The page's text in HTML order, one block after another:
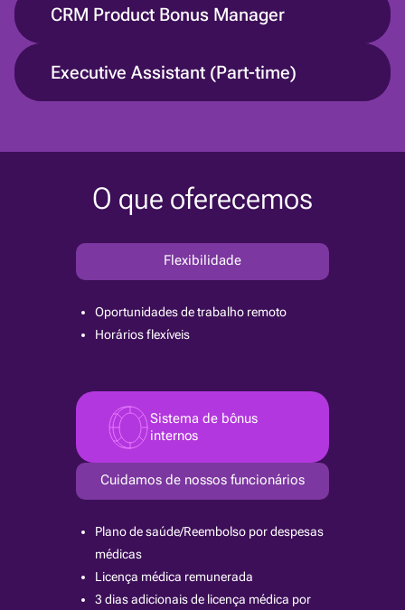
CRM Product Bonus Manager
Executive Assistant (Part-time)
O que oferecemos
Flexibilidade
Oportunidades de trabalho remoto
Horários flexíveis
Sistema de bônus
internos
Cuidamos de nossos funcionários
Plano de saúde/Reembolso por despesas
médicas
Licença médica remunerada
3 dias adicionais de licença médica por